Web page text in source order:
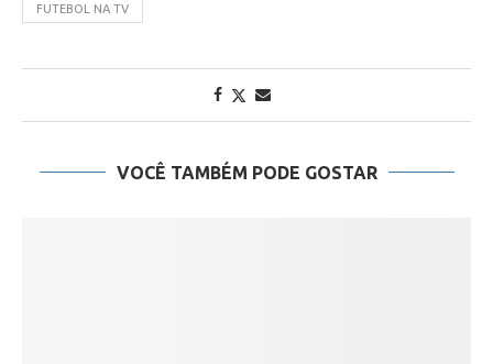
FUTEBOL NA TV
VOCÊ TAMBÉM PODE GOSTAR